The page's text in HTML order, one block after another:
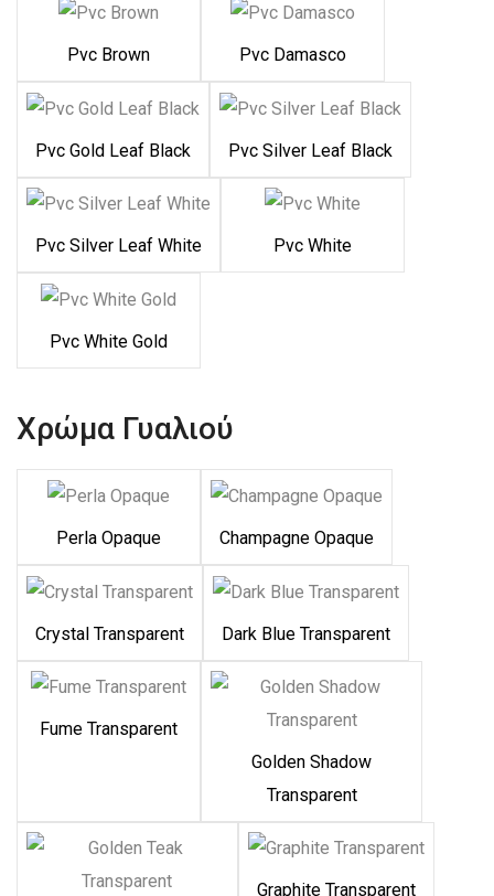
Pvc Brown Pvc Damasco
Pvc Gold Leaf Black Pvc Silver Leaf Black
Pvc Silver Leaf White Pvc White
Pvc White Gold
Χρώμα Γυαλιού
Perla Opaque Champagne Opaque
Crystal Transparent Dark Blue Transparent
Fume Transparent
Golden Shadow
Transparent
Graphite Transparent